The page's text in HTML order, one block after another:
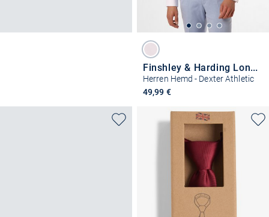
Finshley & Harding London
Herren Hemd - Dexter Athletic
49,99 €